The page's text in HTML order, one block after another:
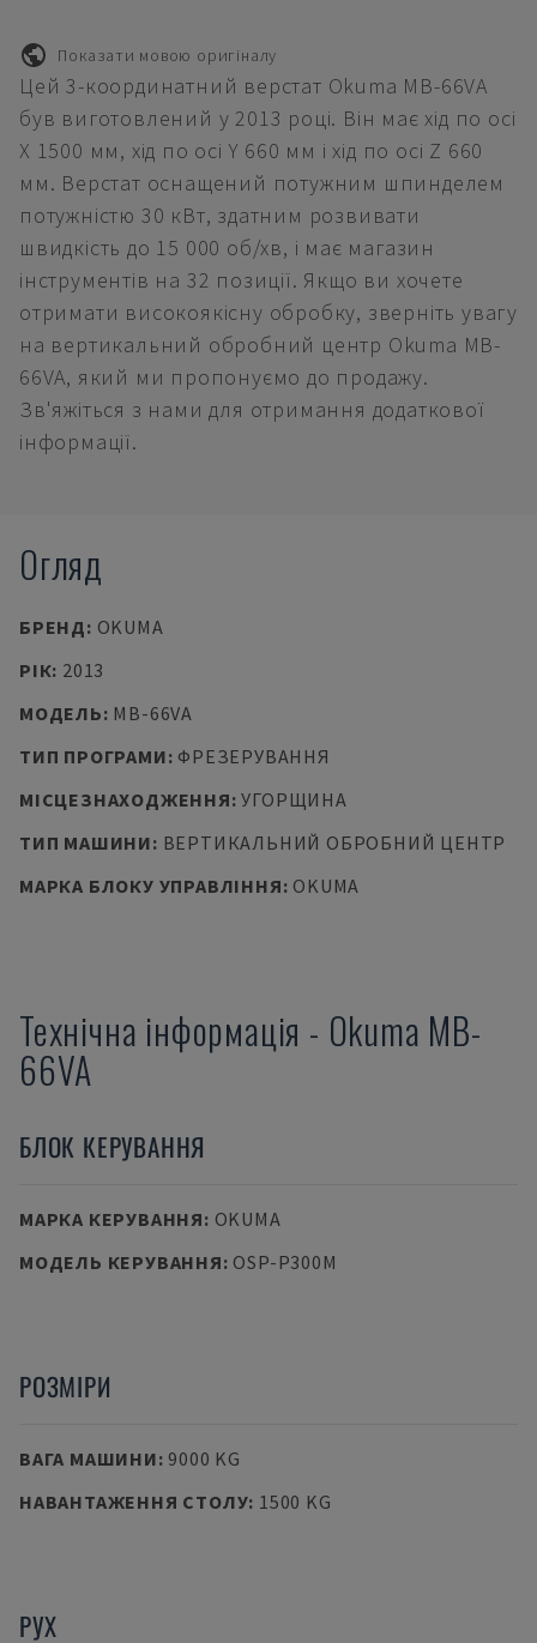
Показати мовою оригіналу
Цей 3-координатний верстат Okuma MB-66VA
був виготовлений у 2013 році. Він має хід по осі
X 1500 мм, хід по осі Y 660 мм і хід по осі Z 660
мм. Верстат оснащений потужним шпинделем
потужністю 30 кВт, здатним розвивати
швидкість до 15 000 об/хв, і має магазин
інструментів на 32 позиції. Якщо ви хочете
отримати високоякісну обробку, зверніть увагу
на вертикальний обробний центр Okuma MB-
66VA, який ми пропонуємо до продажу.
Зв'яжіться з нами для отримання додаткової
інформації.
Огляд
БРЕНД: OKUMA
РІК: 2013
МОДЕЛЬ: MB-66VA
ТИП ПРОГРАМИ: ФРЕЗЕРУВАННЯ
МІСЦЕЗНАХОДЖЕННЯ:УГОРЩИНА
ТИП МАШИНИ: ВЕРТИКАЛЬНИЙ ОБРОБНИЙ ЦЕНТР
МАРКА БЛОКУ УПРАВЛІННЯ: OKUMA
Технічна інформація - Okuma MB-
66VA
БЛОК КЕРУВАННЯ
МАРКА КЕРУВАННЯ: OKUMA
МОДЕЛЬ КЕРУВАННЯ: OSP-P300M
РОЗМІРИ
ВАГА МАШИНИ: 9000 KG
НАВАНТАЖЕННЯ СТОЛУ: 1500 KG
РУХ